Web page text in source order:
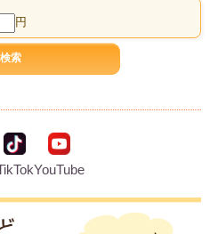
円
YouTube